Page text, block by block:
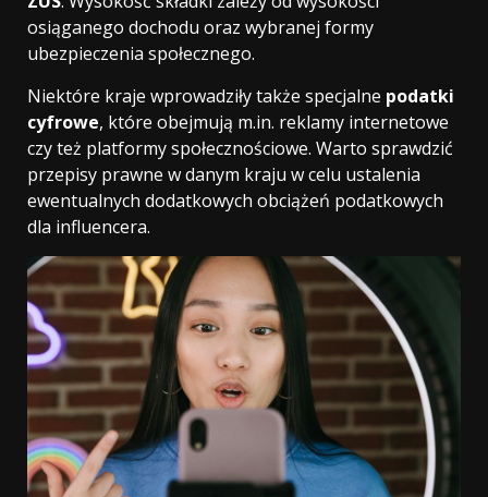
osiąganego dochodu oraz wybranej formy
ubezpieczenia społecznego.
Niektóre kraje wprowadziły także specjalne podatki
cyfrowe, które obejmują m.in. reklamy internetowe
czy też platformy społecznościowe. Warto sprawdzić
przepisy prawne w danym kraju w celu ustalenia
ewentualnych dodatkowych obciążeń podatkowych
dla influencera.